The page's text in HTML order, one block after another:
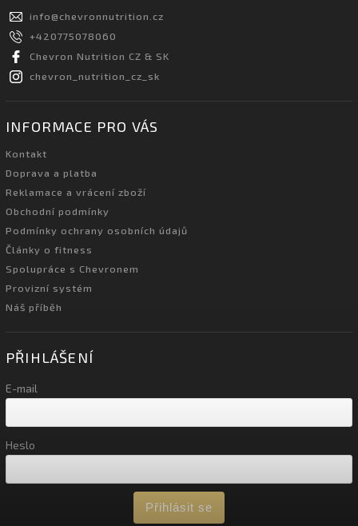
info@chevronnutrition.cz
+420775078060
Chevron Nutrition CZ & SK
chevron_nutrition_cz_sk
INFORMACE PRO VÁS
Kontakt
Doprava a platba
Reklamace a vrácení zboží
Obchodní podmínky
Podmínky ochrany osobních údajů
Články o fitness
Spolupráce s Chevronem
Provizní systém
Náš příběh
PŘIHLÁŠENÍ
E-mail
Heslo
Přihlásit se